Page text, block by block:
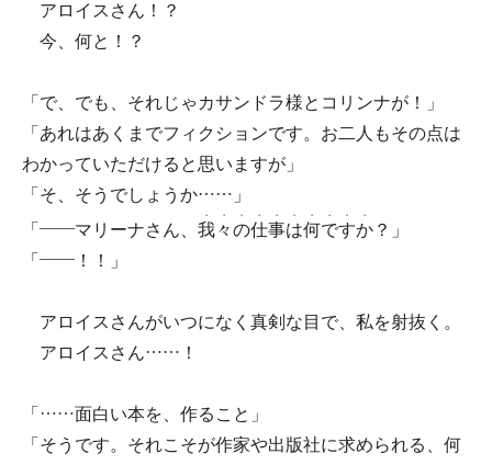
アロイスさん！？
今、何と！？
「で、でも、それじゃカサンドラ様とコリンナが！」
「あれはあくまでフィクションです。お二人もその点は
わかっていただけると思いますが」
「そ、そうでしょうか……」
「――マリーナさん、 我
・
々
・
の
・
仕
・
事
・
は
・
何
・
で
・
す
・
か
・
？」
「――！！」
アロイスさんがいつになく真剣な目で、私を射抜く。
アロイスさん……！
「……面白い本を、作ること」
「そうです。それこそが作家や出版社に求められる、何